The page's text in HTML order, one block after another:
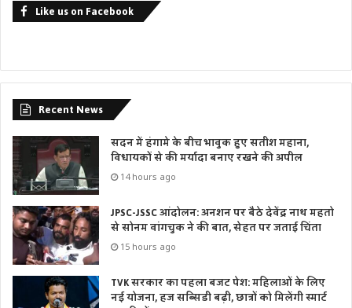
Like us on Facebook
Recent News
सदन में हंगामे के बीच भावुक हुए सतीश महाना,
विधायकों से की मर्यादा बनाए रखने की अपील
14 hours ago
JPSC-JSSC आंदोलन: अनशन पर बैठे देवेंद्र नाथ महतो
से सोनम वांगचुक ने की बात, सेहत पर जताई चिंता
15 hours ago
TVK सरकार का पहला बजट पेश: महिलाओं के लिए
नई योजना, हज सब्सिडी बढ़ी, छात्रों को मिलेंगी स्मार्ट